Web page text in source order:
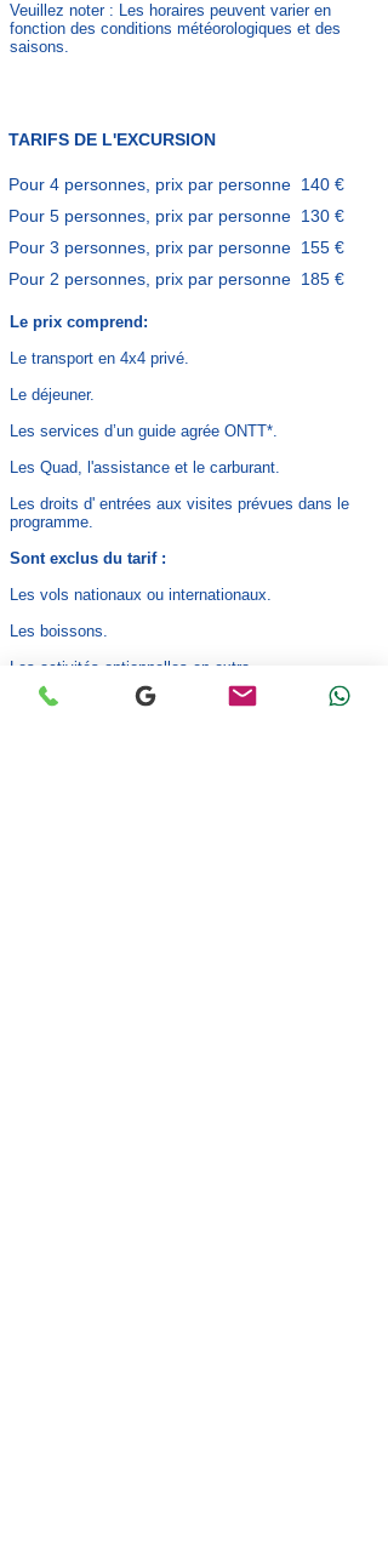
Veuillez noter : Les horaires peuvent varier en
fonction des conditions météorologiques et des
saisons.
TARIFS DE L'EXCURSION
Pour 4 personnes, prix par personne 140 €
Pour 5 personnes, prix par personne 130 €
Pour 3 personnes, prix par personne 155 €
Pour 2 personnes, prix par personne 185 €
Le prix comprend:
Le transport en 4x4 privé.
Le déjeuner.
Les services d’un guide agrée ONTT*.
Les Quad, l'assistance et le carburant.
Les droits d' entrées aux visites prévues dans le
programme.
Sont exclus du tarif :
Les vols nationaux ou internationaux.
Les boissons.
Les activités optionnelles en extra.
Les pourboires et achats personnels.